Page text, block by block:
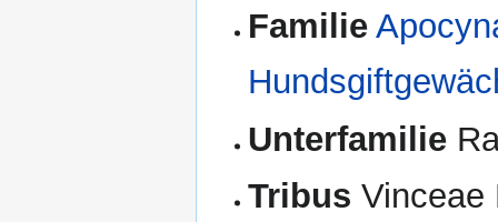
Familie
Unterfamilie
Tribus Vinceae